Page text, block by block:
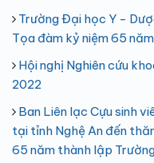
Trường Đại học Y -
Tọa đàm kỷ niệm 65
Hội nghị Nghiên cứu
2022
Ban Liên lạc Cựu sinh
tại tỉnh Nghệ An đến
65 năm thành lập